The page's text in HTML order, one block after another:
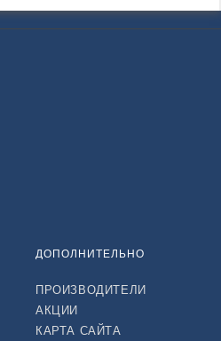
ДОПОЛНИТЕЛЬНО
ПРОИЗВОДИТЕЛИ
АКЦИИ
КАРТА САЙТА